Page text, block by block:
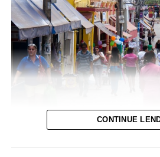
e Insper, as diretrizes do
crucial deixada pela lentidão do
do Marco Legal da IA (PL 2338/
poder de polícia, o que permite
condutas no processo eleitoral de
mesmo com a tramitação da lei
Na avaliação do jurista, o
Cuiabá liderou a geração de empregos
CONTINUE